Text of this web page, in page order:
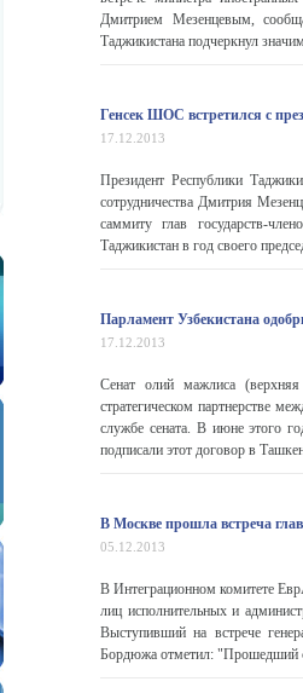
Дмитрием Мезенцевым,
Таджикистана подчеркнул
Генсек ШОС встретился с
17.12.2013
Президент Республики
сотрудничества Дмитрия
саммиту глав государств-
Таджикистан в год своего
Парламент Узбекистана
17.12.2013
Сенат олий мажлиса
стратегическом партнерстве
службе сената. В июне этого
подписали этот договор в
В Москве прошла встреча
05.12.2013
В Интеграционном комитете
лиц исполнительных и
Выступивший на встрече
Бордюжа отметил: "Прошедший с